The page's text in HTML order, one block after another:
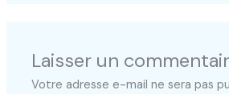
Laisser un
Votre adresse e-mail ne sera pas